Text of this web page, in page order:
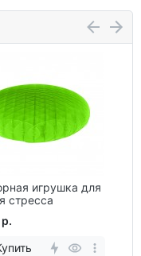
игрушка для
стресса